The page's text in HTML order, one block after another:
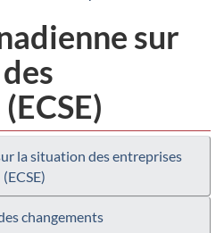
sur
la situation des entreprises
(ECSE)
changements